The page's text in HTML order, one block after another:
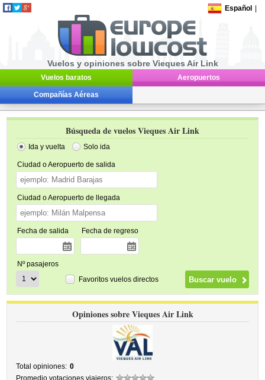
Español
Vuelos y opiniones sobre Vieques Air Link
Vuelos baratos Aeropuertos
Compañías Aéreas
Búsqueda de vuelos Vieques Air Link
Ida y vuelta Solo ida
Ciudad o Aeropuerto de salida
Ciudad o Aeropuerto de llegada
Fecha de salida Fecha de regreso
Nº pasajeros
Favoritos vuelos directos
Opiniones sobre Vieques Air Link
Total opiniones: 0
Promedio votaciones viajeros: